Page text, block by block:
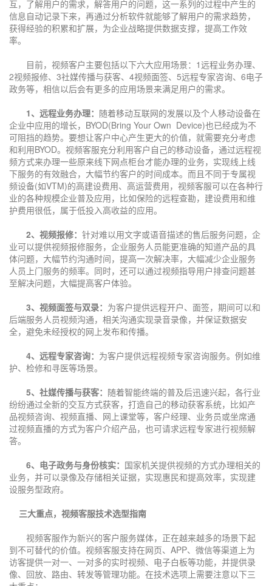
互，了解用户的需求，解答用户的问题，这一系列的过程中产生的
信息自动记录下来，再通过分析软件就能够了解用户的需求趋势，
获得经验的积累和扩展，为企业战略提供数据支撑，提高工作效
率。
目前，视频客户主要包括以下六大应用场景：1远程业务办理、
2视频报修、3社媒传播与获客、4视频面签、5远程专家咨询、6电子
政务等，相信以后会有更多的应用场景来满足用户的需求。
1、远程业务办理： 随着移动互联网的发展以及个人移动设备在
企业中应用的增长，BYOD(Bring Your Own Device)也已经成为不
可阻挡的趋势。要想让客户中心产生更大的价值，就需要充分考虑
和利用BYOD。视频客服充分利用客户自己的移动设备，通过远程视
频方式来办理一些原来线下网点柜台才能办理的业务，实现线上线
下服务的有效融合，大幅节约客户的时间成本。而且不同于专属视
频设备(如VTM)的高建设费用、高运营费用，视频客服可以在各种行
业的各种规模企业普及应用，比如保险的远程查勘，建设费用和维
护费用很低，属于低投入高收益的应用。
2、视频报修： 针对难以用文字或语音描述的售后服务问题，企
业可以提供视频报修服务，企业服务人员能更准确的知道产品的具
体问题，大幅节约沟通时间，提高一次解决率，大幅减少企业服务
人员上门服务的频率。同时，还可以通过视频指导用户排查问题甚
至解决问题，大幅提高客户体验。
3、视频面签与双录： 为客户提供远程开户、面签，期间可以和
后端服务人员视频沟通，相关沟通实现录音录像，并保证数据安
全，避免未经授权的网上发布和传播。
4、远程专家咨询： 为客户提供远程视频专家咨询服务。例如维
护、检修和寻医等场景。
5、社媒传播与获客： 随着智能终端的普及后迅速兴起，各行业
纷纷通过全新的交互方式获客，打造自己的移动获客系统，比如产
品视频咨询、视频直播、网上课堂等，客户经理、业务员或坐席通
过视频直播的方式为客户介绍产品，也可请求远程专家进行视频解
答。
6、电子政务与身份核实： 国家机关提供视频的方式办理相关的
业务，并可以录像及存储相关证据，实现惠民和提高效率，实现建
设服务型政府。
三大重点，视频客服技术选型指南
视频客服作为新兴的客户服务媒体，正在越来越多的场景下起
到不可替代的价值。视频客服支持在网页、APP、微信等渠道上为
访客提供一对一、一对多的实时视频、电子白板等功能，并提供录
像、回放、路由、转发等管理功能。在技术选项上需要注意以下三